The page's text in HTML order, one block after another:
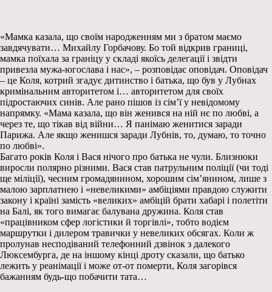
«Мамка казала, що своїм народженням ми з братом маємо
завдячувати… Михайлу Горбачову. Бо той відкрив границі,
мамка поїхала за граніцу у складі якоїсь делегації і звідти
привезла мужа-югослава і нас», – розповідає оповідач. Оповідач
– це Коля, котрий згадує дитинство і батька, що був у Лубнах
кримінальним авторитетом і… авторитетом для своїх
підростаючих синів. Але рано пішов із сім’ї у невідомому
напрямку. «Мама казала, що він женився на ній нє по любві, а
через те, що тікав від війни… Я панімаю женитися заради
Парижа. Але якщо женишся заради Лубнів, то, думаю, то точно
по любві».
Багато років Коля і Вася нічого про батька не чули. Близнюки
виросли полярно різними. Вася став патрульним поліції (чи тоді
ще міліції), чесним громадянином, хорошим сім’янином, лише з
малою зарплатнею і «невеликими» амбіціями правдою служити
закону і країні замість «великих» амбіцій брати хабарі і полетіти
на Балі, як того вимагає балувана дружина. Коля став
«працівником сфер логістики й торгівлі», тобто водієм
маршрутки і дилером травички у невеликих обсягах. Коли ж
пролунав несподіваний телефонний дзвінок з далекого
Люксембурга, де на іншому кінці дроту сказали, що батько
лежить у реанімації і може от-от померти, Коля загорівся
бажанням будь-що побачити тата…